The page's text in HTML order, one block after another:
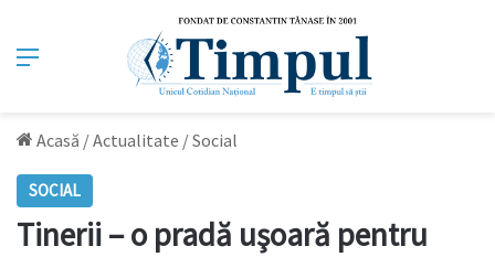
Meniu
Acasă /Actualitate /Social
SOCIAL
Tinerii – o pradă uşoară pentru